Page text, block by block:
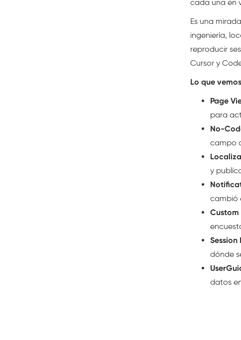
cada una en
Es una
ingeniería,
reproducir
Cursor y
Lo que
Page
para
No-
campo
y
cambió
Custom
Session
dónde
datos